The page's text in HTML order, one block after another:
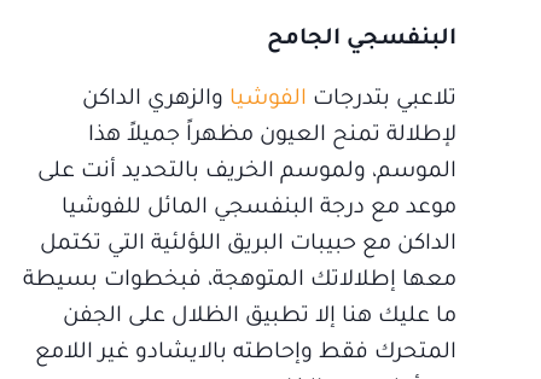
البنفسجي الجامح
تلاعبي بتدرجات الفوشيا والزهري الداكن
لإطلالة تمنح العيون مظهراً جميلاً هذا
الموسم، ولموسم الخريف بالتحديد أنت على
موعد مع درجة البنفسجي المائل للفوشيا
الداكن مع حبيبات البريق اللؤلئية التي تكتمل
معها إطلالاتك المتوهجة، فبخطوات بسيطة
ما عليك هنا إلا تطبيق الظلال على الجفن
المتحرك فقط وإحاطته بالايشادو غير اللامع